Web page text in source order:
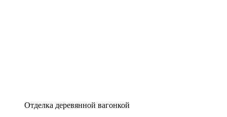
Отделка деревянной вагонкой